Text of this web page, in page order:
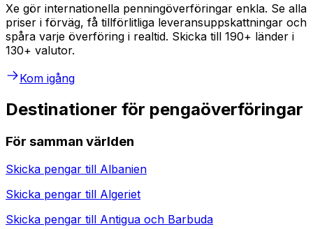
Xe gör internationella penningöverföringar enkla. Se alla
priser i förväg, få tillförlitliga leveransuppskattningar och
spåra varje överföring i realtid. Skicka till 190+ länder i
130+ valutor.
Kom igång
Destinationer för pengaöverföringar
För samman världen
Skicka pengar till Albanien
Skicka pengar till Algeriet
Skicka pengar till Antigua och Barbuda